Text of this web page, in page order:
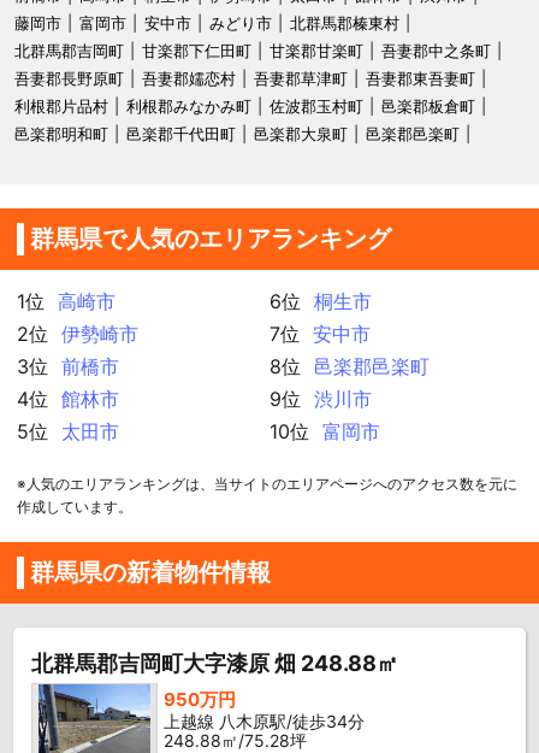
藤岡市
富岡市 安中市 みどり市
北群馬郡榛東村
北群馬郡吉岡町
甘楽郡下仁田町 甘楽郡甘楽町
吾妻郡中之条町
吾妻郡長野原町
吾妻郡嬬恋村 吾妻郡草津町
吾妻郡東吾妻町
利根郡片品村
利根郡みなかみ町 佐波郡玉村町
邑楽郡板倉町
邑楽郡明和町
邑楽郡千代田町 邑楽郡大泉町 邑楽郡邑楽町
群馬県で人気のエリアランキング
1位
高崎市
2位
伊勢崎市
3位
前橋市
4位
館林市
5位
太田市
6位
桐生市
7位
安中市
8位
邑楽郡邑楽町
9位
渋川市
10位
富岡市
※人気のエリアランキングは、当サイトのエリアページへのアクセス数を元に
作成しています。
群馬県の新着物件情報
北群馬郡吉岡町大字漆原 畑 248.88㎡
950万円
上越線 八木原駅/徒歩34分
248.88㎡/75.28坪